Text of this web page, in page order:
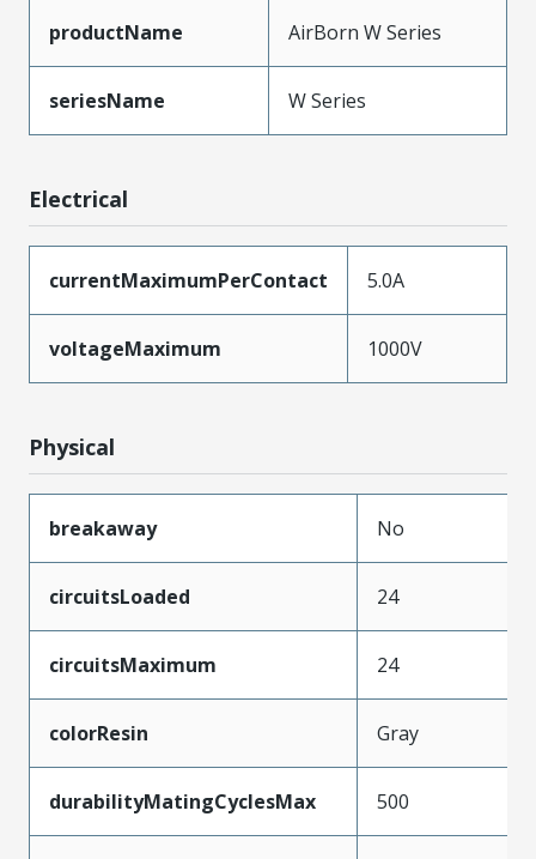
productName AirBorn W Series
seriesName W Series
Electrical
currentMaximumPerContact 5.0A
voltageMaximum 1000V
Physical
breakaway No
circuitsLoaded 24
circuitsMaximum 24
colorResin Gray
durabilityMatingCyclesMax 500